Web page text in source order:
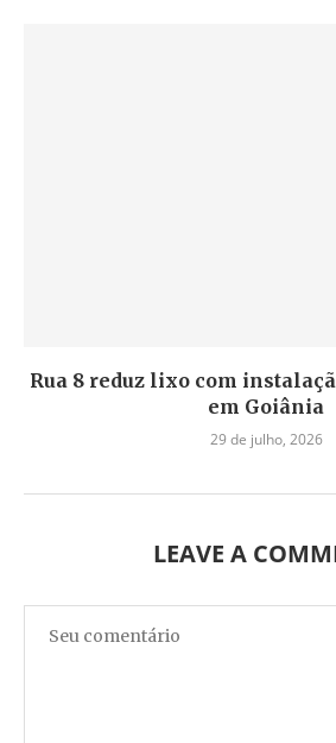
Rua 8 reduz lixo com
em Goiânia
29 de julho, 2026
LEAVE A